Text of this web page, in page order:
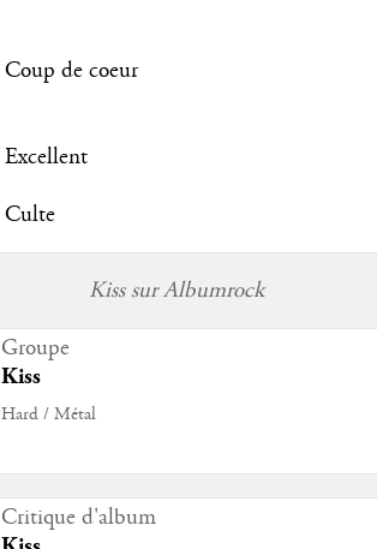
Coup de coeur
Excellent
Culte
Kiss sur Albumrock
Groupe
Kiss
Hard / Métal
Critique d'album